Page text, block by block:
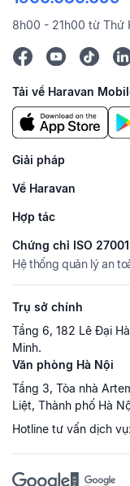
8h00 - 21h00 từ Thứ
Tải về Haravan
Giải pháp
Về Haravan
Hợp tác
Chứng chỉ ISO 27001
Hệ thống quản lý an
Trụ sở chính
Tầng 6, 182 Lê Đại
Minh.
Văn phòng Hà Nội
Tầng 3, Tòa nhà
Liệt, Thành phố Hà
Hotline tư vấn dịch vụ: